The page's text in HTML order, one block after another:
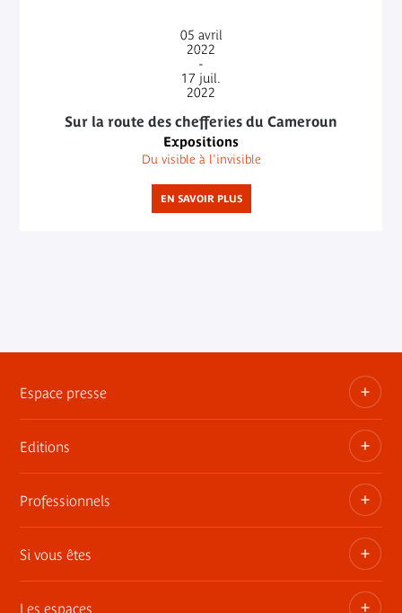
05 avril
2022
-
17 juil.
2022
Sur la route des chefferies du Cameroun
Expositions
Du visible à l'invisible
EN SAVOIR PLUS
Espace presse
Dossiers, communiqués, bandes annonces
Contact presse
Editions
Les publications du musée
Professionnels
Privatisez les espaces
Si vous êtes
Les espaces